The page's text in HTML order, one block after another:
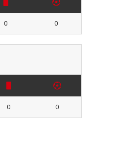
0 0
0 0